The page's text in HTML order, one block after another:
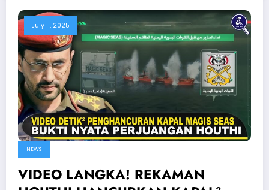
July 11, 2025
NEWS
VIDEO LANGKA! REKAMAN